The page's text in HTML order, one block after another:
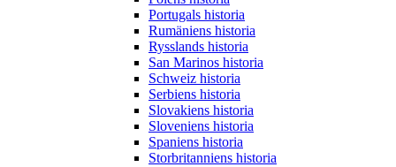
Portugals historia
Rumäniens historia
Rysslands historia
San Marinos historia
Schweiz historia
Serbiens historia
Slovakiens historia
Sloveniens historia
Spaniens historia
Storbritanniens historia